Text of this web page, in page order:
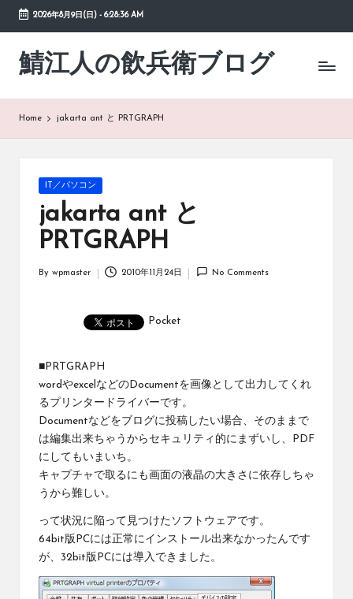
Skip
content
2026年8月9日(日)- 6:28:37 AM
鯖江人の飲兵衛ブログ
日々
の
Home jakarta ant と PRTGRAPH
Posted
IT／パソコン
jakarta ant と
PRTGRAPH
By wpmaster 2010年11月24日 No Comments
Pocket
■ PRTGRAPH
wordやexcelなどのDocumentを画像として出力してくれ
るプリンタードライバーです。
Documentなどをブログに投稿したい場合、そのままで
は編集出来ちゃうからセキュリティ的にまずいし、PDF
にしてもいまいち。
キャプチャで取るにも画面の液晶の大きさに依存しちゃ
うから難しい。
って状況に陥って見つけたソフトウェアです。
64bit版PCには正常にインストール出来なかったんです
が、32bit版PCには導入できました。